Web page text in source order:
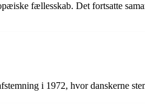
fællesskab. Det fortsatte
i 1972, hvor danskerne